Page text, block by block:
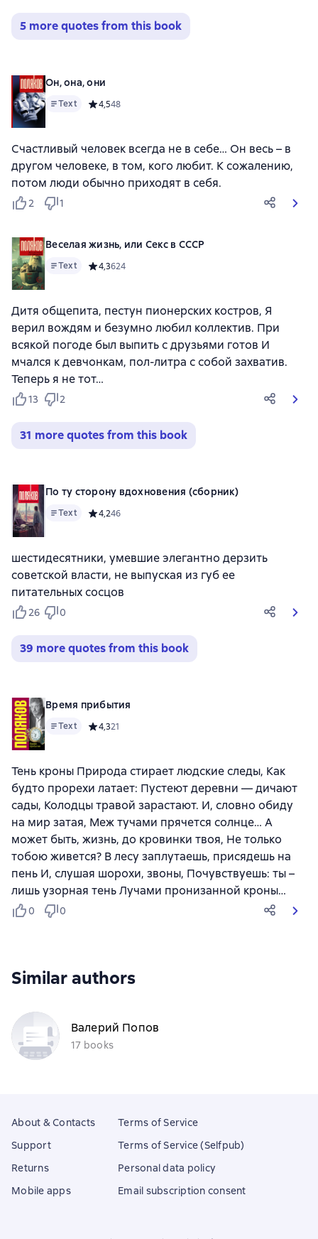
5 more quotes from this book
Он, она, они
Text Средний рейтинг 4,5 на основе 48 оценок
4,548
Счастливый человек всегда не в себе… Он весь – в
другом человеке, в том, кого любит. К сожалению,
потом люди обычно приходят в себя.
2 1
Веселая жизнь, или Секс в СССР
Text Средний рейтинг 4,3 на основе 624 оценок
4,3624
Дитя общепита, пестун пионерских костров, Я
верил вождям и безумно любил коллектив. При
всякой погоде был выпить с друзьями готов И
мчался к девчонкам, пол-литра с собой захватив.
Теперь я не тот…
13 2
31 more quotes from this book
По ту сторону вдохновения (сборник)
Text Средний рейтинг 4,2 на основе 46 оценок
4,246
шестидесятники, умевшие элегантно дерзить
советской власти, не выпуская из губ ее
питательных сосцов
26 0
39 more quotes from this book
Время прибытия
Text Средний рейтинг 4,3 на основе 21 оценок
4,321
Тень кроны Природа стирает людские следы, Как
будто прорехи латает: Пустеют деревни — дичают
сады, Колодцы травой зарастают. И, словно обиду
на мир затая, Меж тучами прячется солнце… А
может быть, жизнь, до кровинки твоя, Не только
тобою живется? В лесу заплутаешь, присядешь на
пень И, слушая шорохи, звоны, Почувствуешь: ты –
лишь узорная тень Лучами пронизанной кроны…
0 0
Similar authors
Валерий Попов
17 books
About & Contacts
Support
Returns
Mobile apps
Terms of Service
Terms of Service (Selfpub)
Personal data policy
Email subscription consent